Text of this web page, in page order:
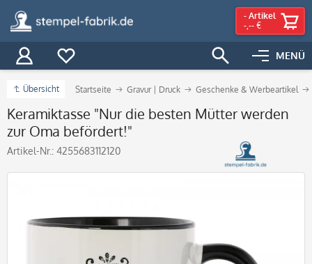
MENÜ
- Artikel
-,-- €
Übersicht Startseite Gravur | Druck Geschenke & Werbeartikel
Keramiktasse "Nur die besten Mütter werden
zur Oma befördert!"
Artikel-Nr.: 4255683112120